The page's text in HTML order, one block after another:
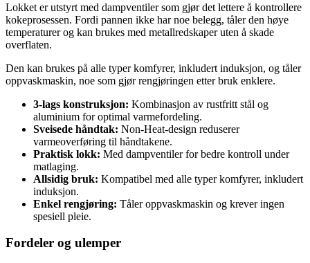
Lokket er utstyrt med dampventiler som gjør det lettere å kontrollere
kokeprosessen. Fordi pannen ikke har noe belegg, tåler den høye
temperaturer og kan brukes med metallredskaper uten å skade
overflaten.
Den kan brukes på alle typer komfyrer, inkludert induksjon, og tåler
oppvaskmaskin, noe som gjør rengjøringen etter bruk enklere.
3-lags konstruksjon: Kombinasjon av rustfritt stål og
aluminium for optimal varmefordeling.
Sveisede håndtak: Non-Heat-design reduserer
varmeoverføring til håndtakene.
Praktisk lokk: Med dampventiler for bedre kontroll under
matlaging.
Allsidig bruk: Kompatibel med alle typer komfyrer, inkludert
induksjon.
Enkel rengjøring: Tåler oppvaskmaskin og krever ingen
spesiell pleie.
Fordeler og ulemper